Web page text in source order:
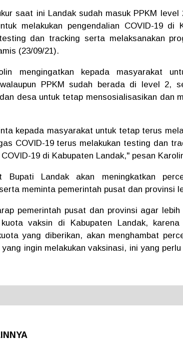
saat ini Landak sudah masuk PPKM
melakukan pengendalian COVID-19 di
dan tracking serta melaksanakan
(23/09/21).
mengingatkan kepada masyarakat
PPKM sudah berada di level 2,
desa untuk tetap mensosialisasikan dan
kepada masyarakat untuk tetap terus
COVID-19 terus melakukan testing dan
19 di Kabupaten Landak," pesan
Bupati Landak akan meningkatkan
meminta pemerintah pusat dan provinsi
pemerintah pusat dan provinsi agar
kuota vaksin di Kabupaten Landak,
yang diberikan, akan menghambat
ingin melakukan vaksinasi, ini yang